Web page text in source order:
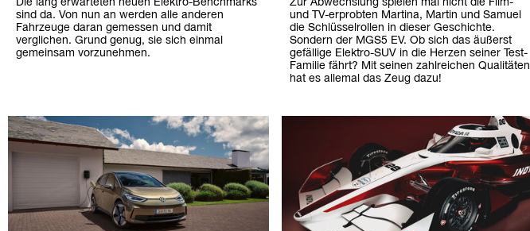
Die lang erwarteten neuen Elektro-Benchmarks
sind da. Von nun an werden alle anderen
Fahrzeuge daran gemessen und damit
verglichen. Grund genug, sie sich einmal
gemeinsam vorzunehmen.
Zur Abwechslung spielen mal nicht die Film-
und TV-erprobten Martina, Martin und Samuel
die Schlüsselrollen in dieser Geschichte.
Sondern der MGS5 EV. Ob sich das äußerst
gefällige Elektro-SUV in die Herzen seiner Test-
Familie fährt? Mit seinen zahlreichen Qualitäten
hat es allemal das Zeug dazu!